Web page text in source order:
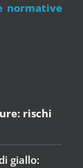
normative
rischi
giallo: